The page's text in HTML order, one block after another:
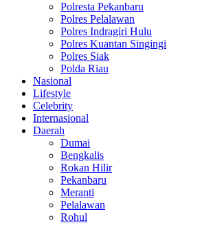
Polresta Pekanbaru
Polres Pelalawan
Polres Indragiri Hulu
Polres Kuantan Singingi
Polres Siak
Polda Riau
Nasional
Lifestyle
Celebrity
Internasional
Daerah
Dumai
Bengkalis
Rokan Hilir
Pekanbaru
Meranti
Pelalawan
Rohul